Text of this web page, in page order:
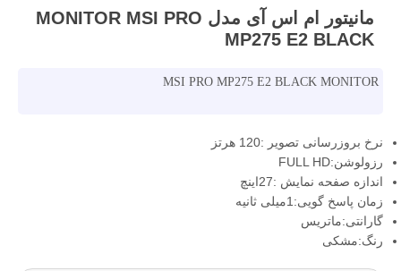
مانیتور ام اس آی مدل MONITOR MSI PRO
MP275 E2 BLACK
MSI PRO MP275 E2 BLACK MONITOR
نرخ بروزرسانی تصویر :120 هرتز
رزولوشن:FULL HD
اندازه صفحه نمایش :27اینچ
زمان پاسخ گویی:1میلی ثانیه
گارانتی:ماتریس
رنگ:مشکی